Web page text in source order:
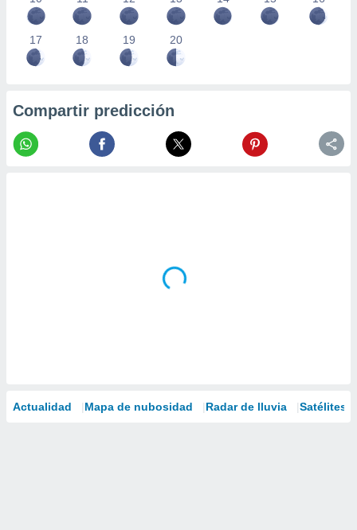
17 18 19 20
Compartir predicción
Actualidad Mapa de nubosidad Radar de lluvia Satélites